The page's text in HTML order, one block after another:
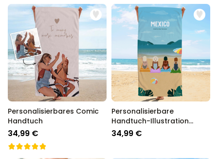
Personalisierbares Comic
Handtuch
34,99 €
Personalisierbare
Handtuch-Illustration
Freundinnen Strand
34,99 €